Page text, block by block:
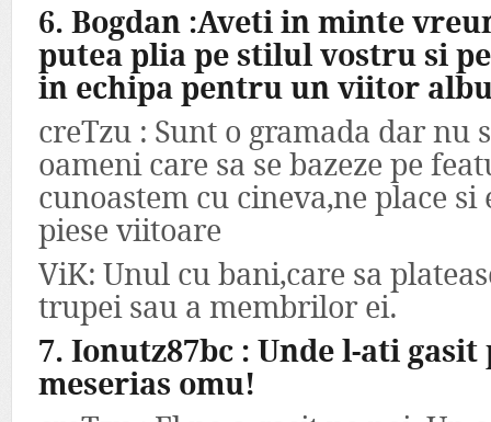
6. Bogdan :Aveti in minte
putea plia pe stilul vostru si
in echipa pentru un viitor
creTzu : Sunt o gramada dar nu
oameni care sa se bazeze pe
cunoastem cu cineva,ne place si
piese viitoare
ViK: Unul cu bani,care sa
trupei sau a membrilor ei.
7. Ionutz87bc : Unde l-ati gasit
meserias omu!